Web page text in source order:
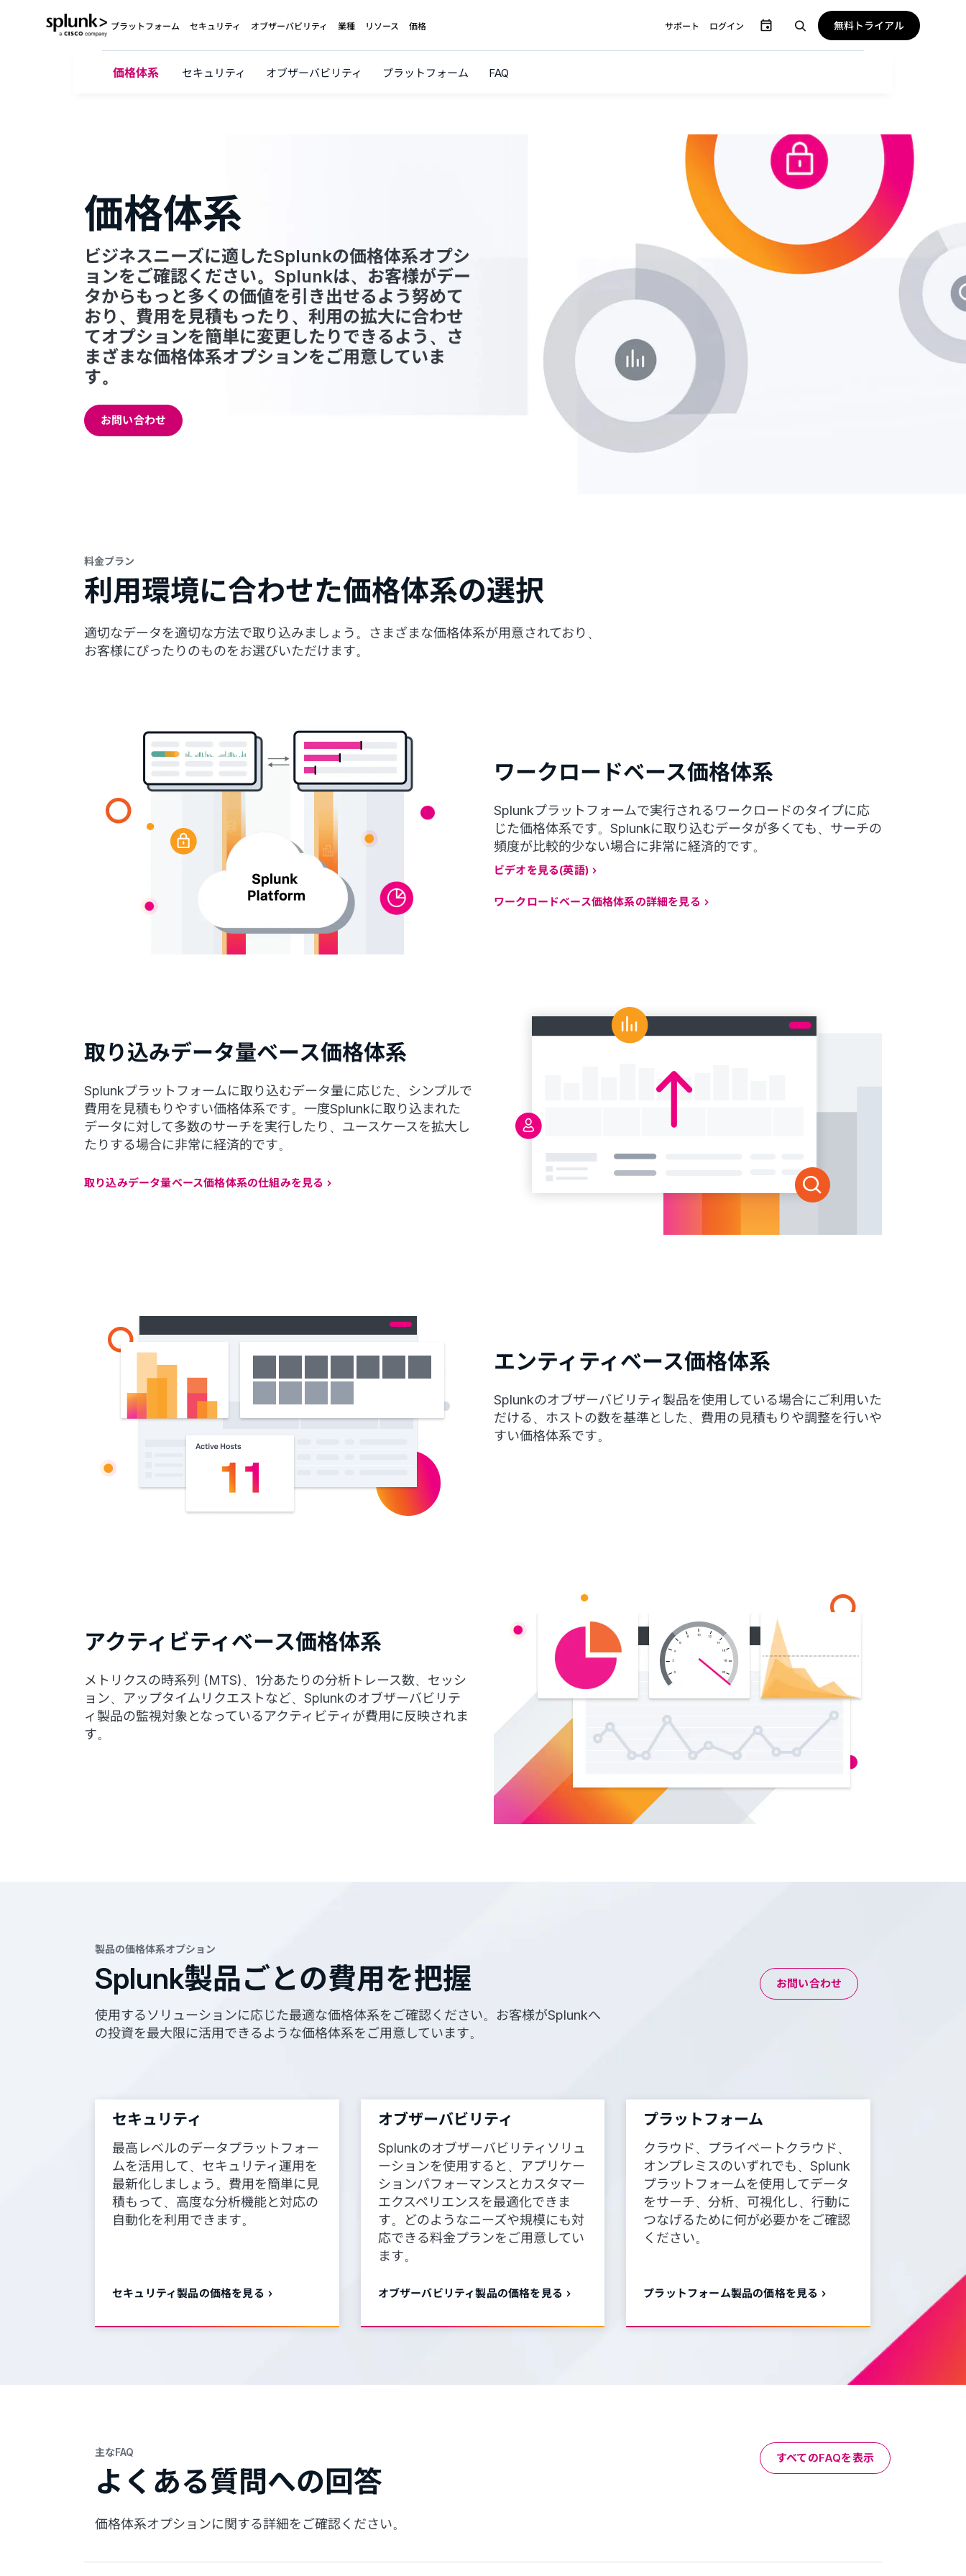
プラットフォーム セキュリティ オブザーバビリティ 業種 リソース 価格 サポート ログイン 無料トライアル
価格体系 セキュリティ オブザーバビリティ プラットフォーム FAQ
価格体系
ビジネスニーズに適したSplunkの価格体系オプシ
ョンをご確認ください。Splunkは、お客様がデー
タからもっと多くの価値を引き出せるよう努めて
おり、費用を見積もったり、利用の拡大に合わせ
てオプションを簡単に変更したりできるよう、さ
まざまな価格体系オプションをご用意していま
す。
お問い合わせ
料金プラン
利用環境に合わせた価格体系の選択
適切なデータを適切な方法で取り込みましょう。さまざまな価格体系が用意されており、
お客様にぴったりのものをお選びいただけます。
ワークロードベース価格体系
Splunkプラットフォームで実行されるワークロードのタイプに応
じた価格体系です。Splunkに取り込むデータが多くても、サーチの
頻度が比較的少ない場合に非常に経済的です。
ビデオを見る(英語)
ワークロードベース価格体系の詳細を見る
取り込みデータ量ベース価格体系
Splunkプラットフォームに取り込むデータ量に応じた、シンプルで
費用を見積もりやすい価格体系です。一度Splunkに取り込まれた
データに対して多数のサーチを実行したり、ユースケースを拡大し
たりする場合に非常に経済的です。
取り込みデータ量ベース価格体系の仕組みを見る
エンティティベース価格体系
Splunkのオブザーバビリティ製品を使用している場合にご利用いた
だける、ホストの数を基準とした、費用の見積もりや調整を行いや
すい価格体系です。
アクティビティベース価格体系
メトリクスの時系列 (MTS)、1分あたりの分析トレース数、セッシ
ョン、アップタイムリクエストなど、Splunkのオブザーバビリテ
ィ製品の監視対象となっているアクティビティが費用に反映されま
す。
製品の価格体系オプション
Splunk製品ごとの費用を把握
使用するソリューションに応じた最適な価格体系をご確認ください。お客様がSplunkへ
の投資を最大限に活用できるような価格体系をご用意しています。
お問い合わせ
セキュリティ
最高レベルのデータプラットフォー
ムを活用して、セキュリティ運用を
最新化しましょう。費用を簡単に見
積もって、高度な分析機能と対応の
自動化を利用できます。
セキュリティ製品の価格を見る
オブザーバビリティ
Splunkのオブザーバビリティソリュ
ーションを使用すると、アプリケー
ションパフォーマンスとカスタマー
エクスペリエンスを最適化できま
す。どのようなニーズや規模にも対
応できる料金プランをご用意してい
ます。
オブザーバビリティ製品の価格を見る
プラットフォーム
クラウド、プライベートクラウド、
オンプレミスのいずれでも、Splunk
プラットフォームを使用してデータ
をサーチ、分析、可視化し、行動に
つなげるために何が必要かをご確認
ください。
プラットフォーム製品の価格を見る
主なFAQ
よくある質問への回答
価格体系オプションに関する詳細をご確認ください。
すべてのFAQを表示